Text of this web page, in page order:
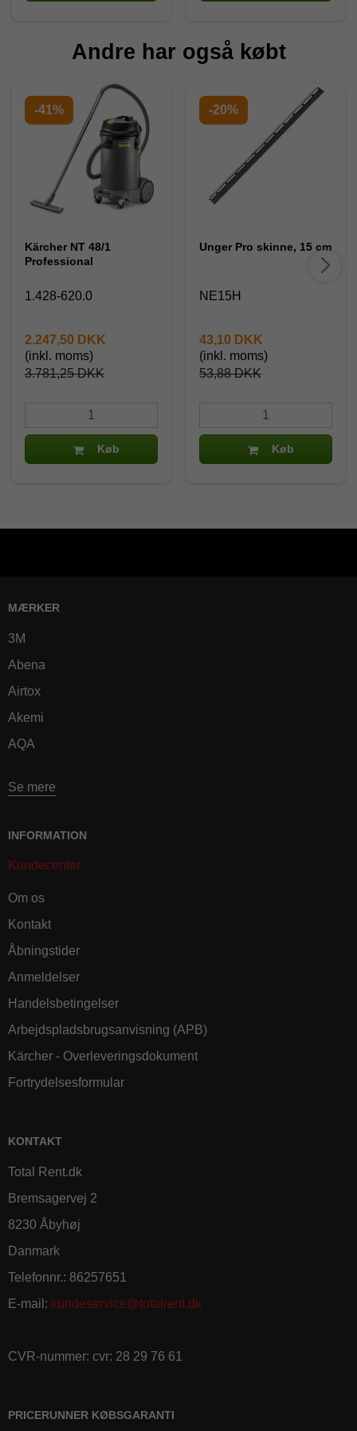
Andre har også købt
-41%
Kärcher NT 48/1
Professional
1.428-620.0
3.781,25 DKK
2.247,50 DKK
(inkl. moms)
Køb
-20%
Unger Pro skinne, 15 cm
NE15H
53,88 DKK
43,10 DKK
(inkl. moms)
Køb
MÆRKER
3M
Abena
Airtox
Akemi
AQA
Se mere
INFORMATION
Kundecenter
Om os
Kontakt
Åbningstider
Anmeldelser
Handelsbetingelser
Arbejdspladsbrugsanvisning (APB)
Kärcher - Overleveringsdokument
Fortrydelsesformular
KONTAKT
Total Rent.dk
Bremsagervej 2
8230 Åbyhøj
Danmark
Telefonnr.: 86257651
E-mail : kundeservice@totalrent.dk
CVR-nummer: cvr: 28 29 76 61
PRICERUNNER KØBSGARANTI